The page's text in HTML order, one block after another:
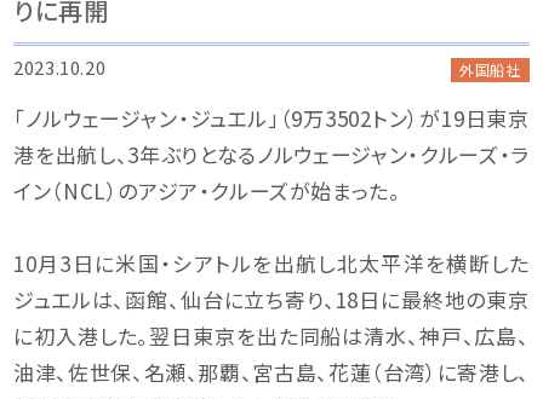
りに再開
2023.10.20 外国船社
「ノルウェージャン・ジュエル」（9万3502トン）が19日東京
港を出航し、3年ぶりとなるノルウェージャン・クルーズ・ラ
イン（NCL）のアジア・クルーズが始まった。
10月3日に米国・シアトルを出航し北太平洋を横断した
ジュエルは、函館、仙台に立ち寄り、18日に最終地の東京
に初入港した。翌日東京を出た同船は清水、神戸、広島、
油津、佐世保、名瀬、那覇、宮古島、花蓮（台湾）に寄港し、